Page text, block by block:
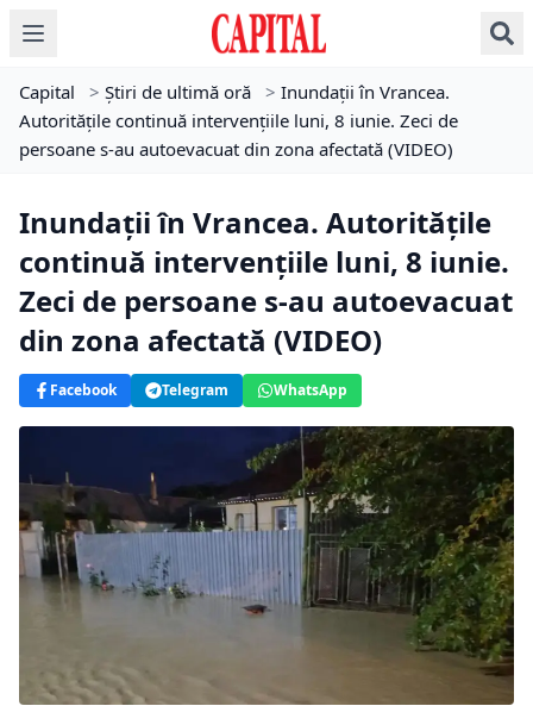
Capital > Știri de ultimă oră > Inundații în Vrancea.
Autoritățile continuă intervențiile luni, 8 iunie. Zeci de
persoane s-au autoevacuat din zona afectată (VIDEO)
Inundații în Vrancea. Autoritățile
continuă intervențiile luni, 8 iunie.
Zeci de persoane s-au autoevacuat
din zona afectată (VIDEO)
Facebook Telegram WhatsApp